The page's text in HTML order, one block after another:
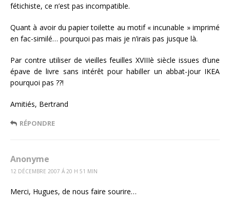
fétichiste, ce n’est pas incompatible.
Quant à avoir du papier toilette au motif « incunable » imprimé
en fac-similé… pourquoi pas mais je n’irais pas jusque là.
Par contre utiliser de vieilles feuilles XVIIIè siècle issues d’une
épave de livre sans intérêt pour habiller un abbat-jour IKEA
pourquoi pas ??!
Amitiés, Bertrand
RÉPONDRE
Anonyme
12 DÉCEMBRE 2007 Á 20 H 51 MIN
Merci, Hugues, de nous faire sourire…